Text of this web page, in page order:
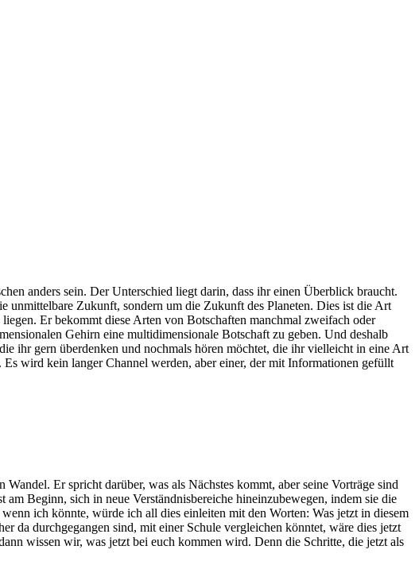
anders sein. Der Unterschied liegt darin, dass ihr einen Überblick braucht.
Zukunft, sondern um die Zukunft des Planeten. Dies ist die Art
Er bekommt diese Arten von Botschaften manchmal zweifach oder
Gehirn eine multidimensionale Botschaft zu geben. Und deshalb
ihr gern überdenken und nochmals hören möchtet, die ihr vielleicht in eine Art
wird kein langer Channel werden, aber einer, der mit Informationen gefüllt
Er spricht darüber, was als Nächstes kommt, aber seine Vorträge sind
Beginn, sich in neue Verständnisbereiche hineinzubewegen, indem sie die
ich könnte, würde ich all dies einleiten mit den Worten: Was jetzt in diesem
da durchgegangen sind, mit einer Schule vergleichen könntet, wäre dies jetzt
wissen wir, was jetzt bei euch kommen wird. Denn die Schritte, die jetzt als